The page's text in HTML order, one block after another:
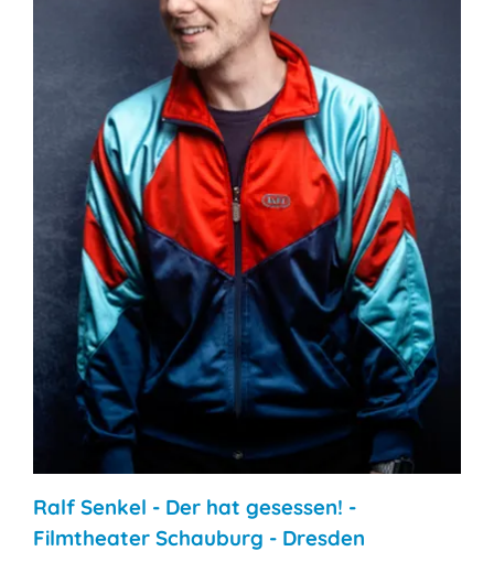
Ralf Senkel - Der hat gesessen! -
Filmtheater Schauburg - Dresden